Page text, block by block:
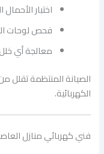
اختبار الأحمال
فحص لوحات
معالجة أي
الصيانة المنتظمة تقلل
الكهربائية.
فني كهربائي منازل